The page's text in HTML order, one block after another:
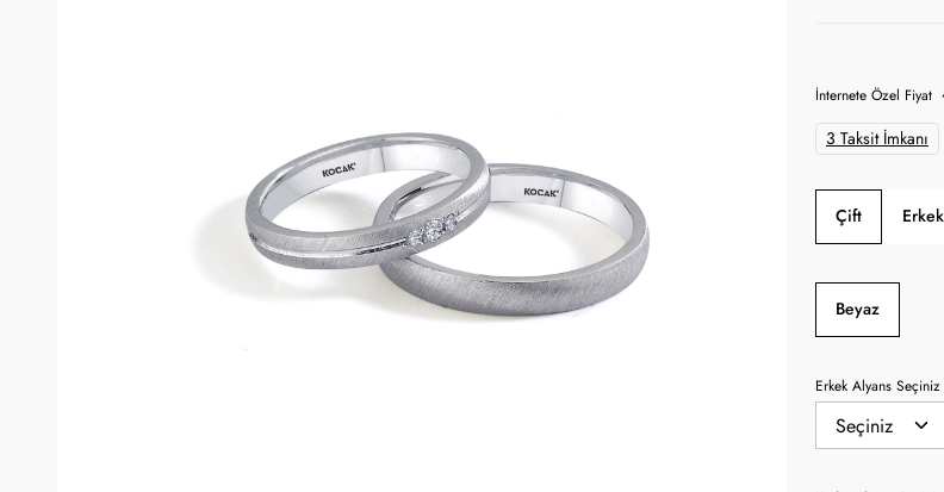
İnternete Özel Fiyat
3 Taksit İmkanı
Çift Erkek
Beyaz
Erkek Alyans Seçiniz